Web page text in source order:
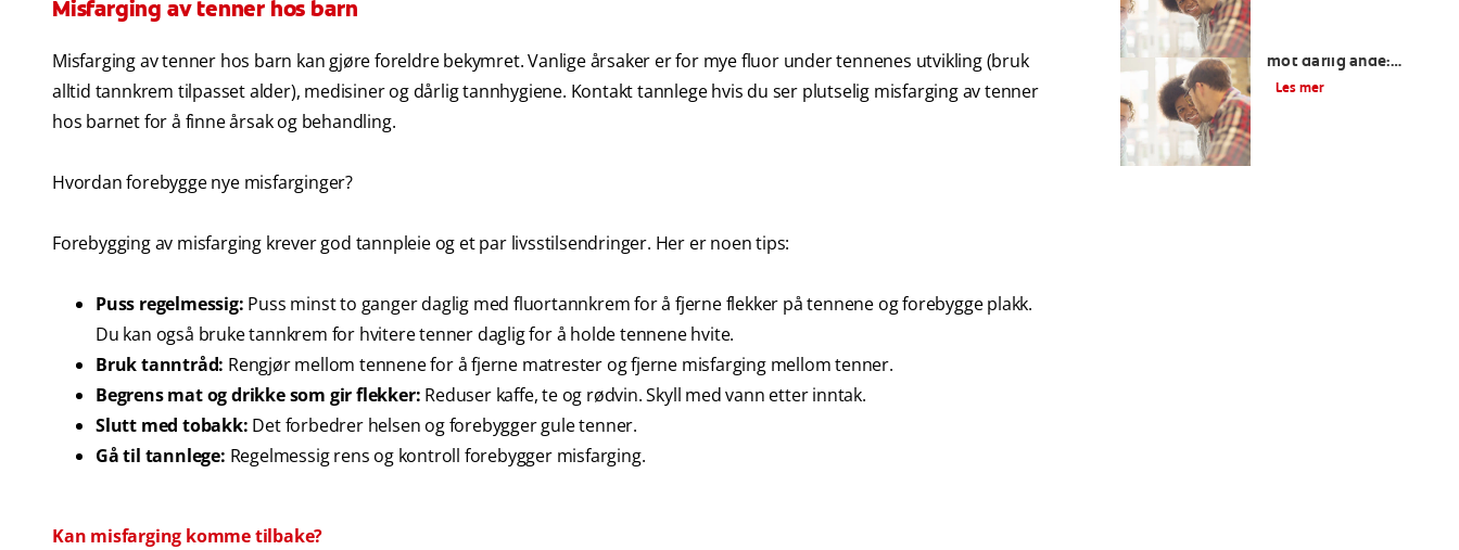
Misfarging av tenner hos barn
Misfarging av tenner hos barn kan gjøre foreldre bekymret. Vanlige årsaker er for mye fluor under tennenes utvikling (bruk
alltid tannkrem tilpasset alder), medisiner og dårlig tannhygiene. Kontakt tannlege hvis du ser plutselig misfarging av tenner
hos barnet for å finne årsak og behandling.
Hvordan forebygge nye misfarginger?
Forebygging av misfarging krever god tannpleie og et par livsstilsendringer. Her er noen tips:
Puss regelmessig: Puss minst to ganger daglig med fluortannkrem for å fjerne flekker på tennene og forebygge plakk.
Du kan også bruke tannkrem for hvitere tenner daglig for å holde tennene hvite.
Bruk tanntråd: Rengjør mellom tennene for å fjerne matrester og fjerne misfarging mellom tenner.
Begrens mat og drikke som gir flekker: Reduser kaffe, te og rødvin. Skyll med vann etter inntak.
Slutt med tobakk: Det forbedrer helsen og forebygger gule tenner.
Gå til tannlege: Regelmessig rens og kontroll forebygger misfarging.
Kan misfarging komme tilbake?
mot dårlig ånde:
Viktige ingredienser du
Les mer